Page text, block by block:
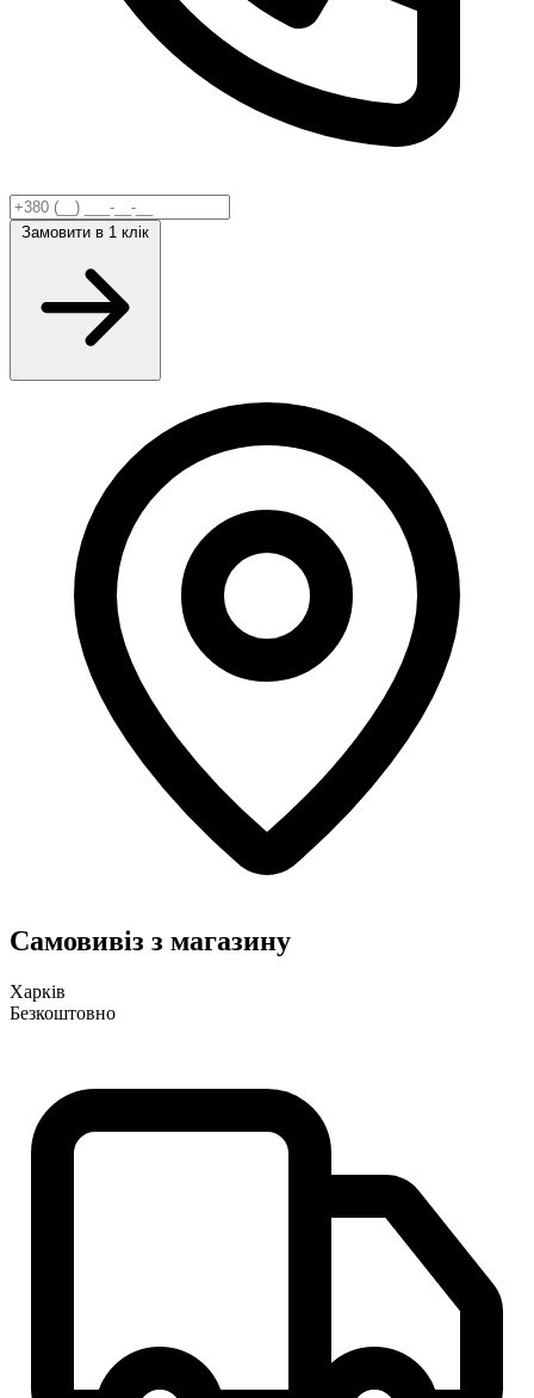
Замовити в 1 клік
Самовивіз з магазину
Харків
Безкоштовно